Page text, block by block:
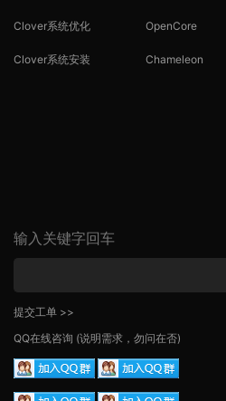
Clover系统优化
Clover系统安装
OpenCore
Chameleon
输入关键字回车
提交工单 >>
QQ在线咨询 (说明需求，勿问在否)